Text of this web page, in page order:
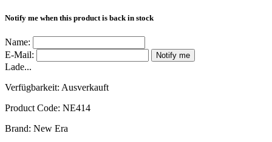
Notify me when this product is back in stock
Name:
E-Mail:
Notify me
Lade...
Verfügbarkeit: Ausverkauft
Product Code: NE414
Brand: New Era